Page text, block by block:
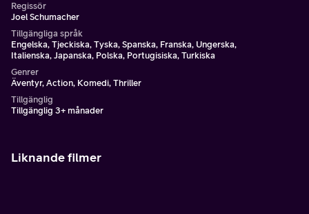
Regissör
Joel Schumacher
Tillgängliga språk
Engelska, Tjeckiska, Tyska, Spanska, Franska, Ungerska,
Italienska, Japanska, Polska, Portugisiska, Turkiska
Genrer
Äventyr, Action, Komedi, Thriller
Tillgänglig
Tillgänglig 3+ månader
Liknande filmer